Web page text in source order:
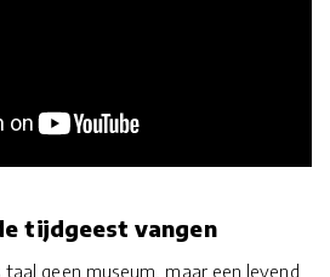
tijdgeest vangen
geen museum, maar een levend